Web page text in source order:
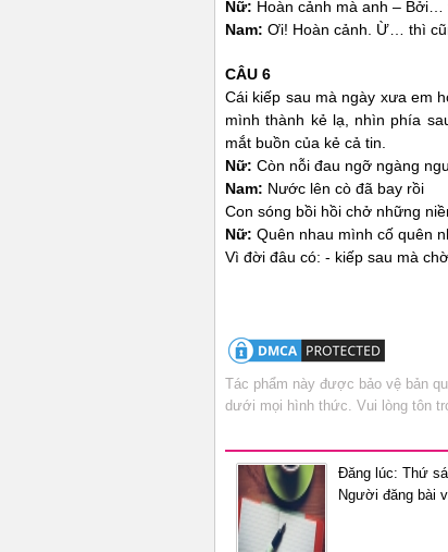
Nữ: Hoàn cảnh mà anh – Bởi…
Nam: Ơi! Hoàn cảnh. Ừ… thì
CÂU 6
Cái kiếp sau mà ngày xưa em
mình thành kẻ lạ, nhìn phía
mắt buồn của kẻ cả tin.
Nữ: Còn nỗi đau ngỡ ngàng
Nam: Nước lên cò đã bay rồi
Con sóng bồi hồi chở những
Nữ: Quên nhau mình cố quên
Vì đời đâu có: - kiếp sau mà chờ.
Tác phẩm này được bảo vệ bản
dưới mọi hình thức. Vui lòng tôn
Đăng lúc: Thứ
Người đăng bài